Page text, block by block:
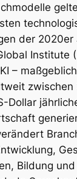
der
Institute
–
zwischen
Dollar
Bildung